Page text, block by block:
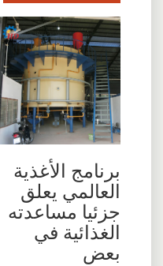
برنامج الأغذية
العالمي يعلق
جزئيا مساعدته
الغذائية في
بعض